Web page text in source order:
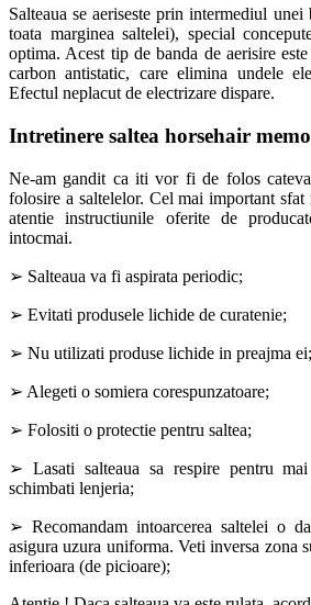
Salteaua se aeriseste prin intermediul
toata marginea saltelei), special
optima. Acest tip de banda de aerisire
carbon antistatic, care elimina undele
Efectul neplacut de electrizare dispare.
Intretinere saltea horsehair
Ne-am gandit ca iti vor fi de folos
folosire a saltelelor. Cel mai important sfat
atentie instructiunile oferite de
intocmai.
➢ Salteaua va fi aspirata periodic;
➢ Evitati produsele lichide de curatenie;
➢ Nu utilizati produse lichide in preajma ei;
➢ Alegeti o somiera corespunzatoare;
➢ Folositi o protectie pentru saltea;
➢ Lasati salteaua sa respire pentru
schimbati lenjeria;
➢ Recomandam intoarcerea saltelei o
asigura uzura uniforma. Veti inversa zona
inferioara (de picioare);